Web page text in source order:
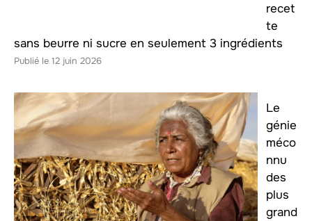
recet
te
sans beurre ni sucre en seulement 3 ingrédients
12 juin 2026
Le
génie
méco
nnu
des
plus
grand